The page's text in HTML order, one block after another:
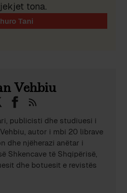
tona.
Vehbiu
publicisti dhe studiuesi i
autor i mbi 20 librave
dhe njëherazi anëtar i
Shkencave të Shqipërisë,
dhe botuesit e revistës